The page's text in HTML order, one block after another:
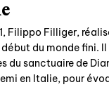
Filippo Filliger,
début du monde fini.
du sanctuaire de
en Italie, pour